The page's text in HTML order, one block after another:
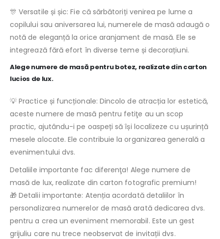
🎊 Versatile și șic: Fie că sărbătoriți venirea pe lume a
copilului sau aniversarea lui, numerele de masă adaugă o
notă de eleganță la orice aranjament de masă. Ele se
integrează fără efort în diverse teme și decorațiuni.
Alege numere de masă pentru botez, realizate din carton
lucios de lux.
💡 Practice și funcționale: Dincolo de atracția lor estetică,
aceste numere de masă pentru fetiţe au un scop
practic, ajutându-i pe oaspeți să își localizeze cu ușurință
mesele alocate. Ele contribuie la organizarea generală a
evenimentului dvs.
Detaliile importante fac diferenţa! Alege numere de
masă de lux, realizate din carton fotografic premium!
🎁 Detalii importante: Atenția acordată detaliilor în
personalizarea numerelor de masă arată dedicarea dvs.
pentru a crea un eveniment memorabil. Este un gest
grijuliu care nu trece neobservat de invitații dvs.